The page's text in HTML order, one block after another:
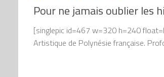
Pour ne jamais oublier les
[singlepic id=467 w=320 h=240
Artistique de Polynésie française.